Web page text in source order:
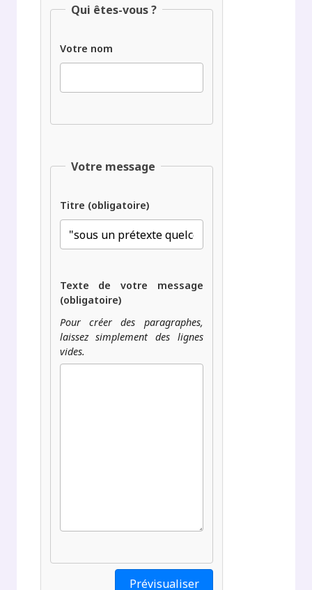
Qui êtes-vous ?
Votre nom
Votre message
Titre (obligatoire)
Texte de votre message
(obligatoire)
Pour créer des paragraphes,
laissez simplement des lignes
vides.